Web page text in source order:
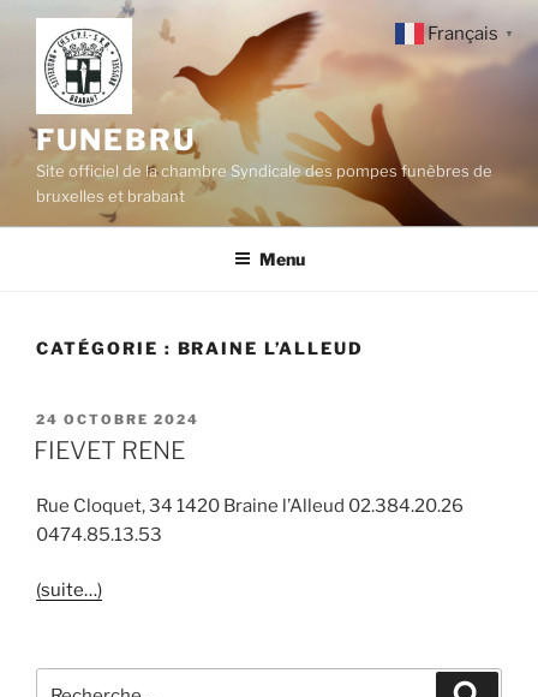
Aller
contenu
principal
FUNEBRU
Site officiel de la chambre Syndicale des pompes funèbres de
bruxelles et brabant
Menu
CATÉGORIE : BRAINE L’ALLEUD
PUBLIÉ
LE
24 OCTOBRE 2024
FIEVET RENE
Rue Cloquet, 34 1420 Braine l’Alleud 02.384.20.26
0474.85.13.53
(suite…)
Français ▼